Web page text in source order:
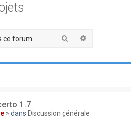
Rechercher
1.7
» dans Discussion générale